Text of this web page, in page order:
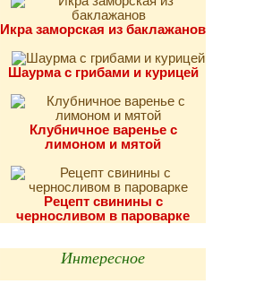
Икра заморская из баклажанов
Шаурма с грибами и курицей
Клубничное варенье с
лимоном и мятой
Рецепт свинины с
черносливом в пароварке
Интересное